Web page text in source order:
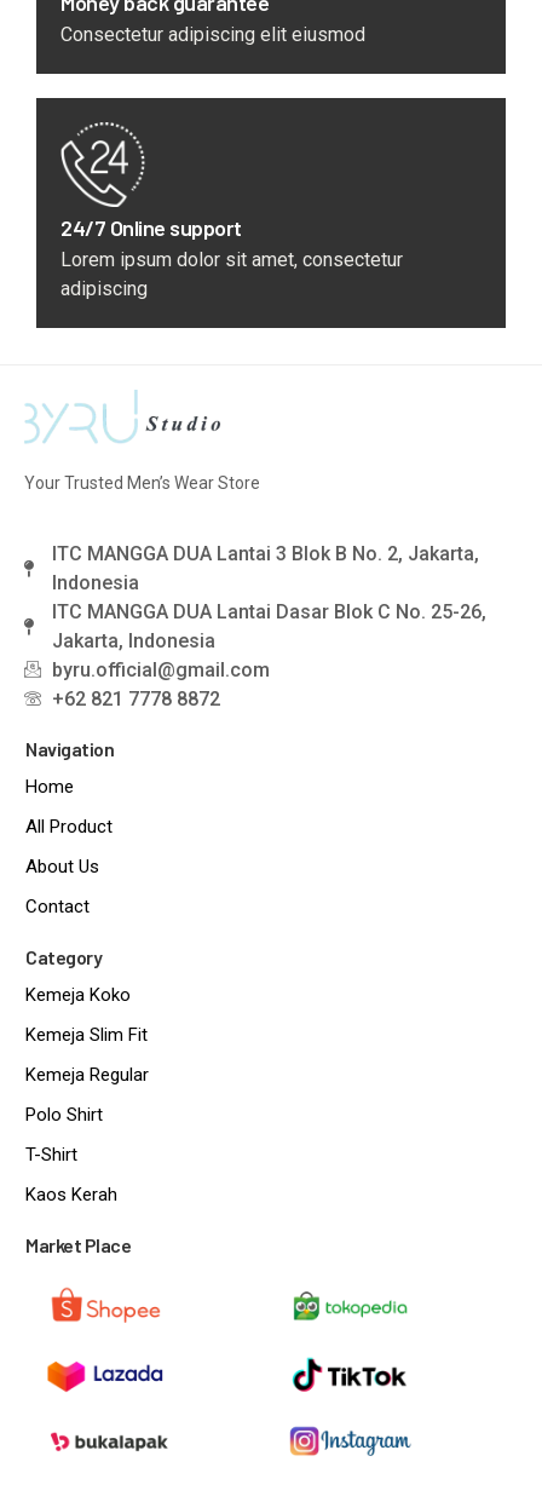
Consectetur adipiscing elit eiusmod
24/7 Online support
Lorem ipsum dolor sit amet, consectetur
adipiscing
Your Trusted Men’s Wear Store
ITC MANGGA DUA Lantai 3 Blok B No. 2, Jakarta,
Indonesia
ITC MANGGA DUA Lantai Dasar Blok C No. 25-26,
Jakarta, Indonesia
byru.official@gmail.com
+62 821 7778 8872
Navigation
Home
All Product
About Us
Contact
Category
Kemeja Koko
Kemeja Slim Fit
Kemeja Regular
Polo Shirt
T-Shirt
Kaos Kerah
Market Place